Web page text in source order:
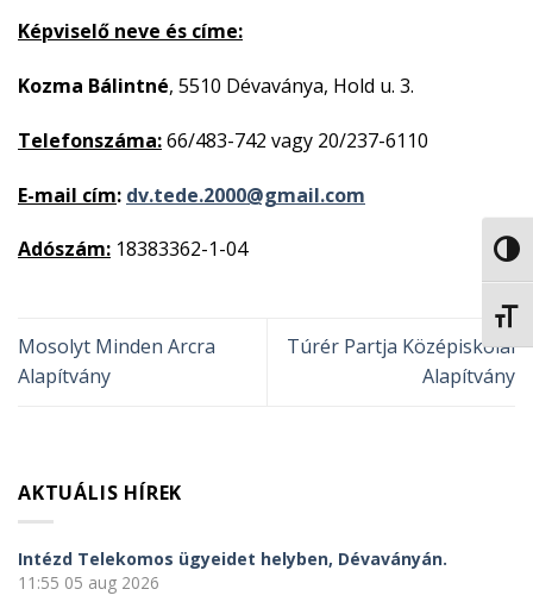
Képviselő neve és címe:
Kozma Bálintné, 5510 Dévaványa, Hold u. 3.
Telefonszáma:66/483-742 vagy 20/237-6110
E-mail cím: dv.tede.2000@gmail.com
Adószám: 18383362-1-04
Mosolyt Minden Arcra
Alapítvány
Túrér Partja Középiskolai
Alapítvány
AKTUÁLIS HÍREK
Intézd Telekomos ügyeidet helyben, Dévaványán.
11:55 05 aug 2026